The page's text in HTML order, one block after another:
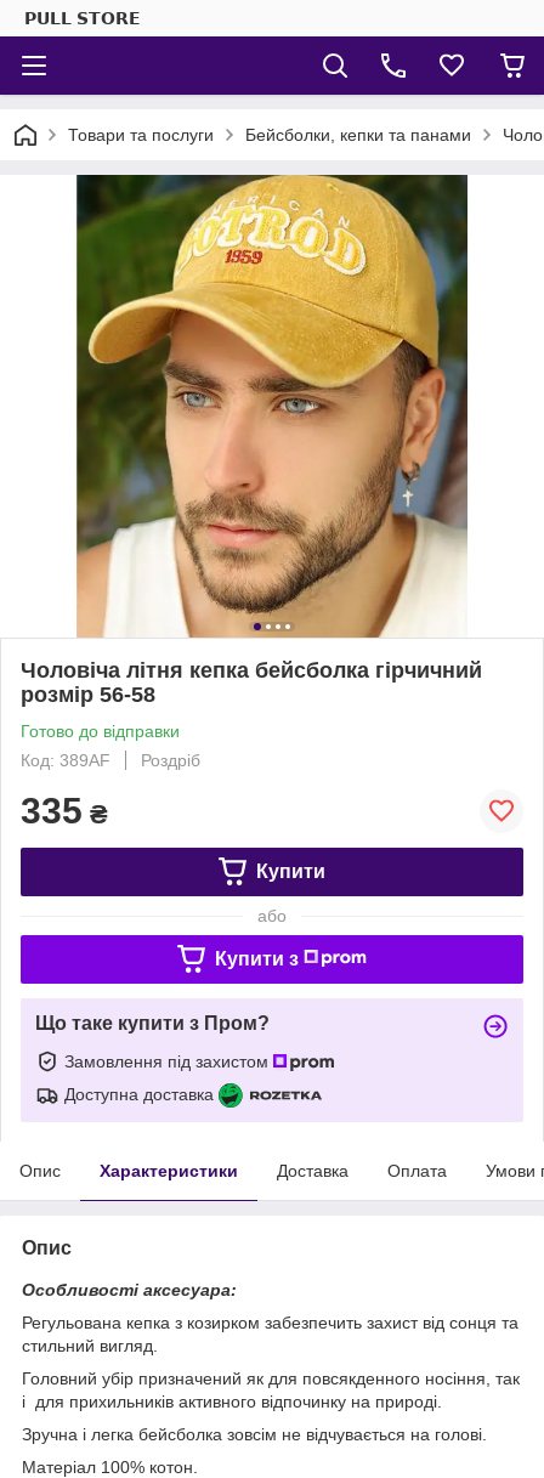
𝗣𝗨𝗟𝗟 𝗦𝗧𝗢𝗥𝗘
Товари та послуги Бейсболки, кепки та панами
Чоловіча літня кепка бейсболка гірчичний
розмір 56-58
Готово до відправки
Код: 389АF
Роздріб
335 ₴
Купити
або
Купити з
Що таке купити з Пром?
Замовлення під захистом
Доступна доставка
Опис Характеристики Доставка Оплата Умови
Опис
Особливості аксесуара:
Регульована кепка з козирком забезпечить захист від сонця та
стильний вигляд.
Головний убір призначений як для повсякденного носіння, так
і для прихильників активного відпочинку на природі.
Зручна і легка бейсболка зовсім не відчувається на голові.
Матеріал 100% котон.